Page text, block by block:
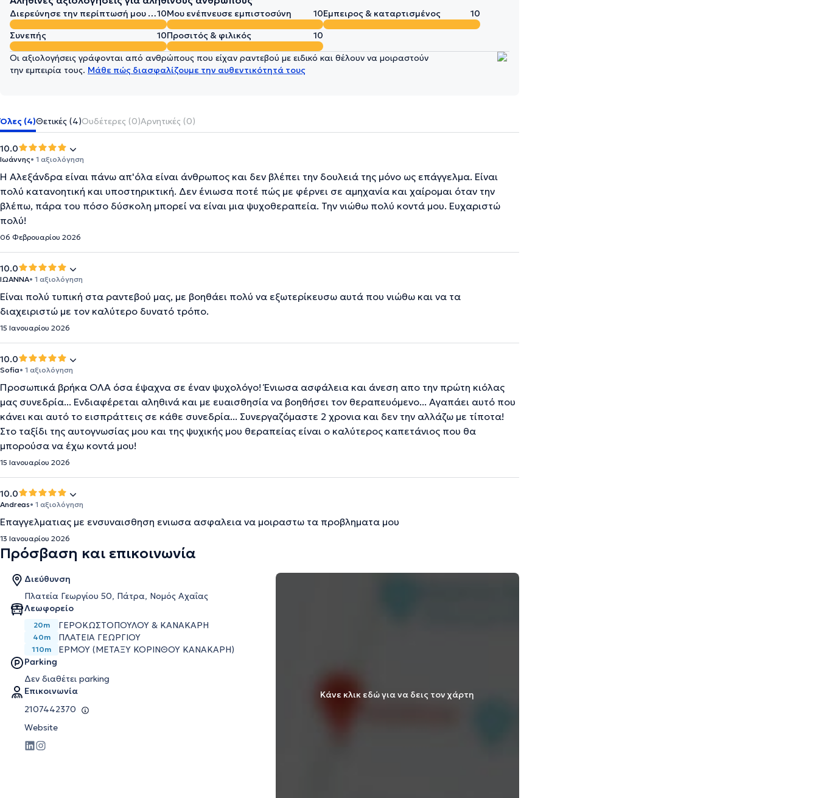
Διερεύνησε την περίπτωσή μου σε βάθος10Μου ενέπνευσε εμπιστοσύνη 10Έμπειρος & καταρτισμένος
10
Συνεπής
10Προσιτός & φιλικός 10
Οι αξιολογήσεις γράφονται από ανθρώπους που είχαν ραντεβού με ειδικό και θέλουν να μοιραστούν
την εμπειρία τους. Μάθε πώς διασφαλίζουμε την αυθεντικότητά τους
Όλες (4)Θετικές (4)Ουδέτερες (0)Αρνητικές (0)
10.0
Ιωάννης• 1 αξιολόγηση
Η Αλεξάνδρα είναι πάνω απ'όλα είναι άνθρωπος και δεν βλέπει την δουλειά της μόνο ως επάγγελμα. Είναι
πολύ κατανοητική και υποστηρικτική. Δεν ένιωσα ποτέ πώς με φέρνει σε αμηχανία και χαίρομαι όταν την
βλέπω, πάρα του πόσο δύσκολη μπορεί να είναι μια ψυχοθεραπεία. Την νιώθω πολύ κοντά μου. Ευχαριστώ
πολύ!
06 Φεβρουαρίου 2026
10.0
ΙΩΑΝΝΑ• 1 αξιολόγηση
Είναι πολύ τυπική στα ραντεβού μας, με βοηθάει πολύ να εξωτερίκευσω αυτά που νιώθω και να τα
διαχειριστώ με τον καλύτερο δυνατό τρόπο.
15 Ιανουαρίου 2026
10.0
Sofia• 1 αξιολόγηση
Προσωπικά βρήκα ΟΛΑ όσα έψαχνα σε έναν ψυχολόγο! Ένιωσα ασφάλεια και άνεση απο την πρώτη κιόλας
μας συνεδρία... Ενδιαφέρεται αληθινά και με ευαισθησία να βοηθήσει τον θεραπευόμενο... Αγαπάει αυτό που
κάνει και αυτό το εισπράττεις σε κάθε συνεδρία... Συνεργαζόμαστε 2 χρονια και δεν την αλλάζω με τίποτα!
Στο ταξίδι της αυτογνωσίας μου και της ψυχικής μου θεραπείας είναι ο καλύτερος καπετάνιος που θα
μπορούσα να έχω κοντά μου!
15 Ιανουαρίου 2026
10.0
Andreas• 1 αξιολόγηση
Επαγγελματιας με ενσυναισθηση ενιωσα ασφαλεια να μοιραστω τα προβληματα μου
13 Ιανουαρίου 2026
Πρόσβαση και επικοινωνία
Διεύθυνση
Πλατεία Γεωργίου 50, Πάτρα, Νομός Αχαΐας
Λεωφορείο
20m ΓΕΡΟΚΩΣΤΟΠΟΥΛΟΥ & ΚΑΝΑΚΑΡΗ
40m ΠΛΑΤΕΙΑ ΓΕΩΡΓΙΟΥ
110m
ΕΡΜΟΥ (ΜΕΤΑΞΥ ΚΟΡΙΝΘΟΥ ΚΑΝΑΚΑΡΗ)
Parking
Δεν διαθέτει parking
Επικοινωνία
2107442370
Website
Κάνε κλικ εδώ για να δεις τον χάρτη